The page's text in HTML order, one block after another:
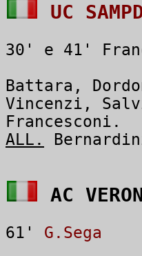
UC
30' e 41'
Battara,
Vincenzi,
Francesconi.
ALL.
AC
61' G.Sega